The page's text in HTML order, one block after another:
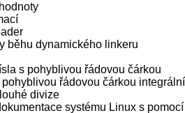
běhu dynamického linkeru
s pohyblivou řádovou čárkou
řádovou čárkou
divize
systému Linux s